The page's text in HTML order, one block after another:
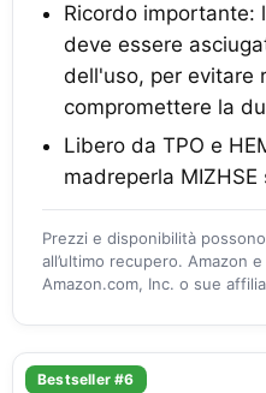
Ricordo importante:
deve essere
dell'uso, per evitare
compromettere la
Libero da TPO e
madreperla MIZHSE
Prezzi e disponibilità
all’ultimo recupero. Amazon
Amazon.com, Inc. o sue
Bestseller #6